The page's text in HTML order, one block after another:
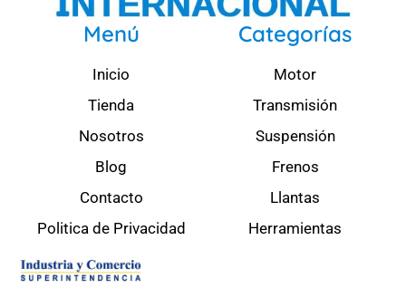
Menú
Inicio
Tienda
Nosotros
Blog
Contacto
Politica de Privacidad
Categorías
Motor
Transmisión
Suspensión
Frenos
Llantas
Herramientas